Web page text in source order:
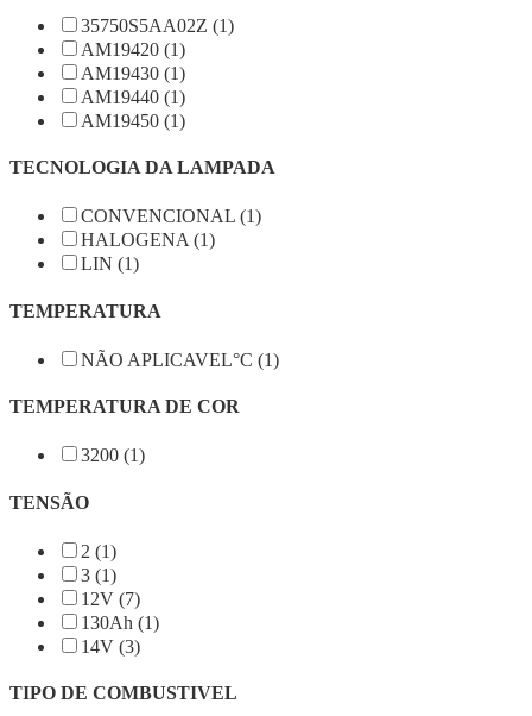
35750S5AA02Z (1)
AM19420 (1)
AM19430 (1)
AM19440 (1)
AM19450 (1)
TECNOLOGIA DA LAMPADA
CONVENCIONAL (1)
HALOGENA (1)
LIN (1)
TEMPERATURA
NÃO APLICAVEL°C (1)
TEMPERATURA DE COR
3200 (1)
TENSÃO
2 (1)
3 (1)
12V (7)
130Ah (1)
14V (3)
TIPO DE COMBUSTIVEL